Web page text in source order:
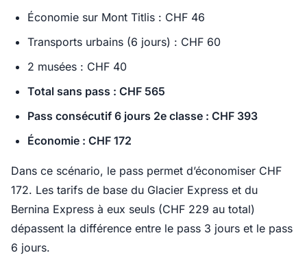
Économie sur Mont Titlis : CHF 46
Transports urbains (6 jours) : CHF 60
2 musées : CHF 40
Total sans pass : CHF 565
Pass consécutif 6 jours 2e classe : CHF 393
Économie : CHF 172
Dans ce scénario, le pass permet d’économiser CHF
172. Les tarifs de base du Glacier Express et du
Bernina Express à eux seuls (CHF 229 au total)
dépassent la différence entre le pass 3 jours et le pass
6 jours.